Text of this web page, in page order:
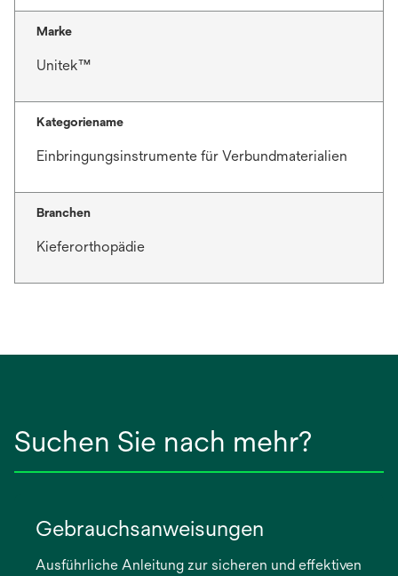
Marke
Unitek™
Kategoriename
Einbringungsinstrumente für Verbundmaterialien
Branchen
Kieferorthopädie
Suchen Sie nach mehr?
Gebrauchsanweisungen
Ausführliche Anleitung zur sicheren und effektiven